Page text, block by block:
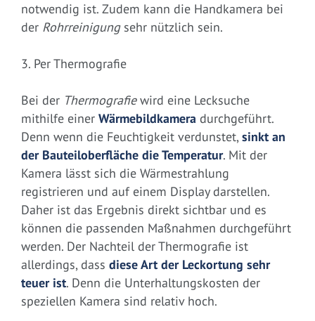
notwendig ist. Zudem kann die Handkamera bei
der Rohrreinigungsehr nützlich sein.
3. Per Thermografie
Bei der Thermografiewird eine Lecksuche
mithilfe einer Wärmebildkamera durchgeführt.
Denn wenn die Feuchtigkeit verdunstet, sinkt an
der Bauteiloberfläche die Temperatur. Mit der
Kamera lässt sich die Wärmestrahlung
registrieren und auf einem Display darstellen.
Daher ist das Ergebnis direkt sichtbar und es
können die passenden Maßnahmen durchgeführt
werden. Der Nachteil der Thermografie ist
allerdings, dass diese Art der Leckortung sehr
teuer ist. Denn die Unterhaltungskosten der
speziellen Kamera sind relativ hoch.